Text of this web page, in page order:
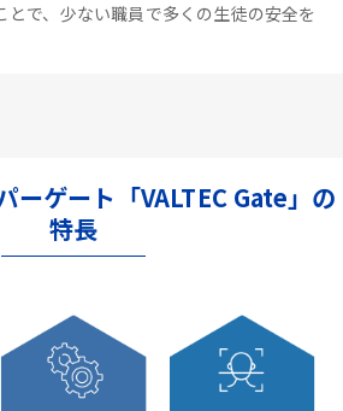
とで、少ない職員で多くの生徒の安全を
ーゲート「VALTEC Gate」の
特長